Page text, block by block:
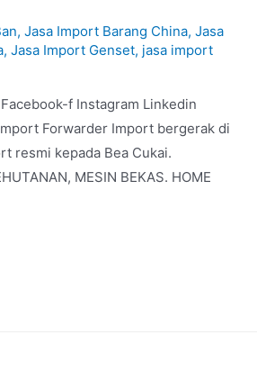
,Jasa Import Barang China,Jasa
,Jasa Import Genset, jasa import
f Instagram Linkedin
Forwarder Import bergerak di
resmi kepada Bea Cukai.
MESIN BEKAS. HOME